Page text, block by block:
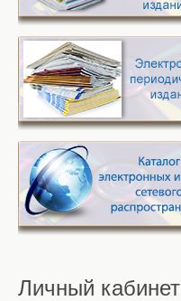
Личный кабинет